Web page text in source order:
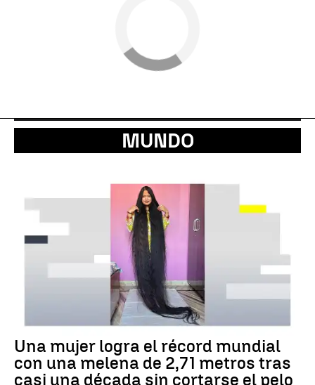
MUNDO
Una mujer logra el récord mundial
con una melena de 2,71 metros tras
casi una década sin cortarse el pelo